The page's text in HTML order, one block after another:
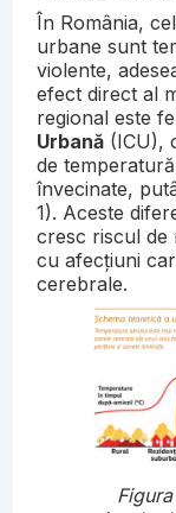
În România,
urbane sunt
violente,
efect direct al
regional este
Urbană (ICU),
de
învecinate,
1). Aceste
cresc riscul de
cu afecțiuni
cerebrale.